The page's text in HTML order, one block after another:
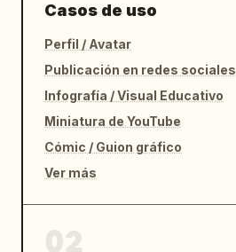
Casos de uso
Perfil / Avatar
Publicación en redes sociales
Infografía / Visual Educativo
Miniatura de YouTube
Cómic / Guion gráfico
Ver más